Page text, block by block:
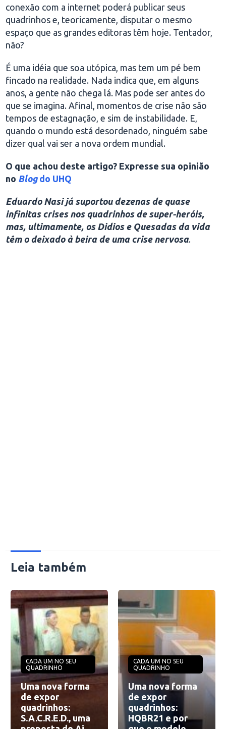
conexão com a internet poderá publicar seus
quadrinhos e, teoricamente, disputar o mesmo
espaço que as grandes editoras têm hoje. Tentador,
não?
É uma idéia que soa utópica, mas tem um pé bem
fincado na realidade. Nada indica que, em alguns
anos, a gente não chega lá. Mas pode ser antes do
que se imagina. Afinal, momentos de crise não são
tempos de estagnação, e sim de instabilidade. E,
quando o mundo está desordenado, ninguém sabe
dizer qual vai ser a nova ordem mundial.
O que achou deste artigo? Expresse sua opinião
no Blogdo UHQ
Eduardo Nasi já suportou dezenas de quase
infinitas crises nos quadrinhos de super-heróis,
mas, ultimamente, os Didios e Quesadas da vida
têm o deixado à beira de uma crise nervosa.
Leia também
CADA UM NO SEU
QUADRINHO
Uma nova forma
de expor
quadrinhos:
S.A.C.R.E.D., uma
CADA UM NO SEU
QUADRINHO
Uma nova forma
de expor
quadrinhos:
HQBR21 e por